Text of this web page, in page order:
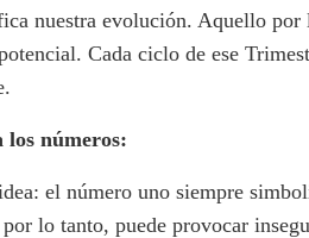
nuestra evolución. Aquello
Cada ciclo de ese
números:
el número uno siempre
lo tanto, puede provocar